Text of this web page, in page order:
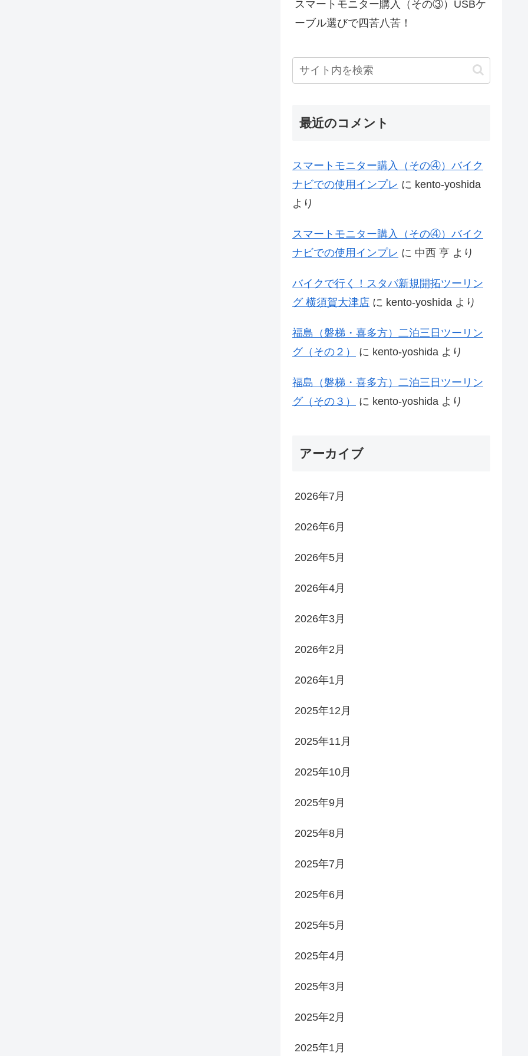
スマートモニター購入（その③）USBケ
ーブル選びで四苦八苦！
最近のコメント
スマートモニター購入（その④）バイク
ナビでの使用インプレ に kento-yoshida
より
スマートモニター購入（その④）バイク
ナビでの使用インプレ に 中西 亨 より
バイクで行く！スタバ新規開拓ツーリン
グ 横須賀大津店 に kento-yoshida より
福島（磐梯・喜多方）二泊三日ツーリン
グ（その２）
に kento-yoshida より
福島（磐梯・喜多方）二泊三日ツーリン
グ（その３）
に kento-yoshida より
アーカイブ
2026年7月
2026年6月
2026年5月
2026年4月
2026年3月
2026年2月
2026年1月
2025年12月
2025年11月
2025年10月
2025年9月
2025年8月
2025年7月
2025年6月
2025年5月
2025年4月
2025年3月
2025年2月
2025年1月